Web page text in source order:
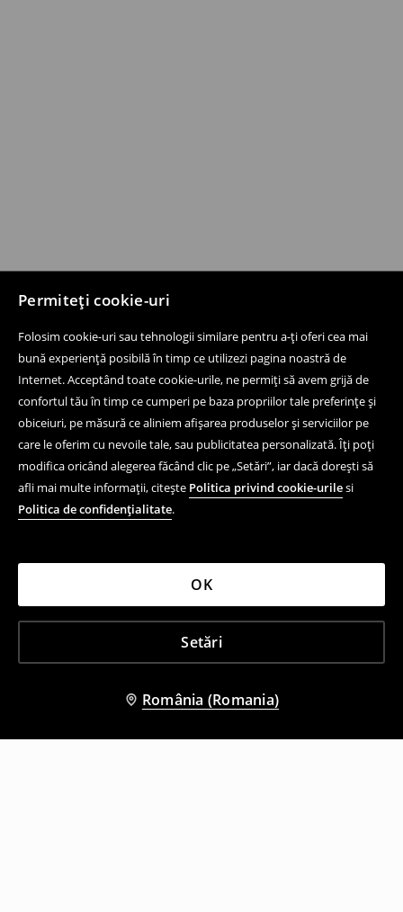
Permiteți cookie-uri
Folosim cookie-uri sau tehnologii similare pentru a-ți oferi cea mai
bună experiență posibilă în timp ce utilizezi pagina noastră de
Internet. Acceptând toate cookie-urile, ne permiți să avem grijă de
confortul tău în timp ce cumperi pe baza propriilor tale preferințe și
obiceiuri, pe măsură ce aliniem afișarea produselor și serviciilor pe
care le oferim cu nevoile tale, sau publicitatea personalizată. Îți poți
modifica oricând alegerea făcând clic pe „Setări”, iar dacă dorești să
afli mai multe informații, citește Politica privind cookie-urilesi
Politica de confidențialitate.
Setări
OK
România (Romania)